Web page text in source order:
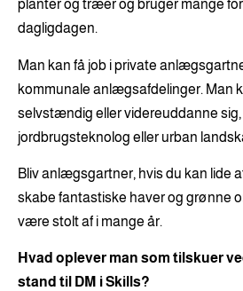
planter og træer og bruger mange
dagligdagen.
Man kan få job i private
kommunale anlægsafdelinger. Man
selvstændig eller videreuddanne sig,
jordbrugsteknolog eller urban
Bliv anlægsgartner, hvis du kan lide
skabe fantastiske haver og grønne
være stolt af i mange år.
Hvad oplever man som tilskuer
stand til DM i Skills?